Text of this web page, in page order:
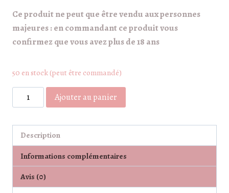
Ce produit ne peut que être vendu aux personnes
majeures : en commandant ce produit vous
confirmez que vous avez plus de 18 ans
50 en stock (peut être commandé)
quantité
de
chanvre
CBD
Ajouter au panier
Description
Informations complémentaires
Avis (0)